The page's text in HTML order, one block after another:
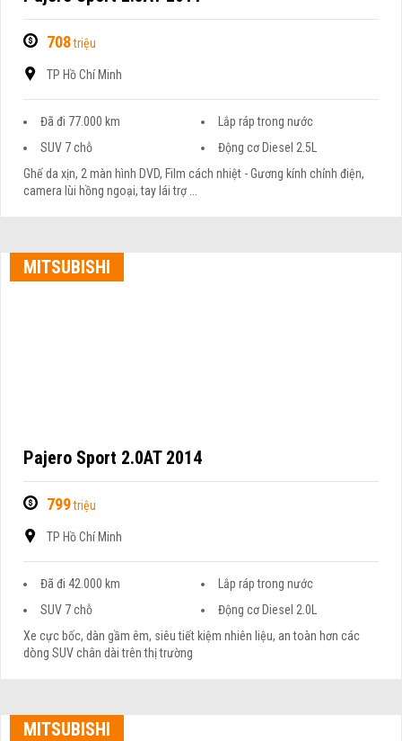
708triệu
TP Hồ Chí Minh
Đã đi 77.000 km
Lắp ráp trong nước
SUV 7 chỗ
Động cơ Diesel 2.5L
Ghế da xịn, 2 màn hình DVD, Film cách nhiệt - Gương kính chỉnh điện,
camera lùi hồng ngoại, tay lái trợ ...
MITSUBISHI
Pajero Sport 2.0AT 2014
799triệu
TP Hồ Chí Minh
Đã đi 42.000 km
Lắp ráp trong nước
SUV 7 chỗ
Động cơ Diesel 2.0L
Xe cực bốc, dàn gầm êm, siêu tiết kiệm nhiên liệu, an toàn hơn các
dòng SUV chân dài trên thị trường
MITSUBISHI